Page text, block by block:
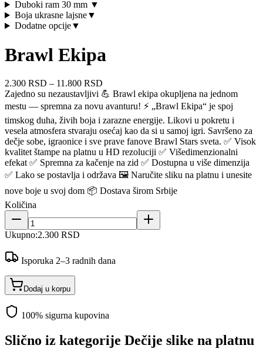
Duboki ram 30 mm ▼
Boja ukrasne lajsne▼
Dodatne opcije▼
Brawl Ekipa
2.300 RSD – 11.800 RSD
Zajedno su nezaustavljivi 💪 Brawl ekipa okupljena na jednom
mestu — spremna za novu avanturu! ⚡ „Brawl Ekipa“ je spoj
timskog duha, živih boja i zarazne energije. Likovi u pokretu i
vesela atmosfera stvaraju osećaj kao da si u samoj igri. Savršeno za
dečje sobe, igraonice i sve prave fanove Brawl Stars sveta. ✅ Visok
kvalitet štampe na platnu u HD rezoluciji ✅ Višedimenzionalni
efekat ✅ Spremna za kačenje na zid ✅ Dostupna u više dimenzija
✅ Lako se postavlja i održava 🖼️ Naručite sliku na platnu i unesite
nove boje u svoj dom 📦 Dostava širom Srbije
Količina
Ukupno:2.300 RSD
Isporuka 2–3 radnih dana
Dodaj u korpu
100% sigurna kupovina
Slično iz kategorije Dečije slike na platnu